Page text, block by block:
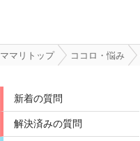
ママリトップ ココロ・悩み
新着の質問
解決済みの質問